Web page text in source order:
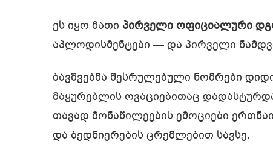
ეს იყო მათი პირველი ოფიციალური
აპლოდისმენტები — და პირველი
ბავშვებმა შესრულებული ნომრები
მაყურებლის ოვაციებითაც
თავად მონაწილეების ემოციები
და ბედნიერების ცრემლებით სავსე.